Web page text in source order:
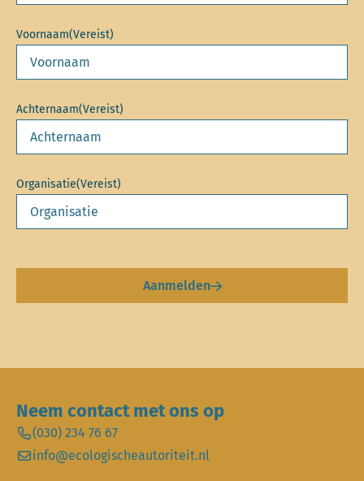
Voornaam(Vereist)
Achternaam(Vereist)
Organisatie(Vereist)
Aanmelden
Neem contact met ons op
(030) 234 76 67
info@ecologischeautoriteit.nl